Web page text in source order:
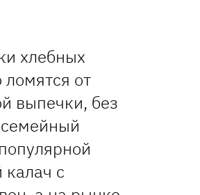
хлебных
от
выпечки, без
семейный
с